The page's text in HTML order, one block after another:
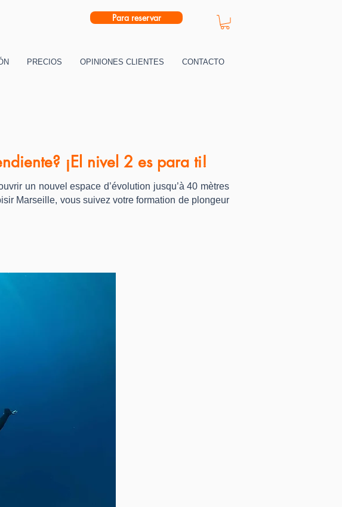
Para reservar
PRECIOS OPINIONES CLIENTES CONTACTO
¡El nivel 2 es para ti!
un nouvel espace d’évolution jusqu’à 40 mètres
Marseille, vous suivez votre formation de plongeur